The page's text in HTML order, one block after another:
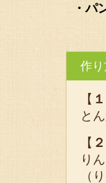
・パ
作
【 １
と
【 ２
り
（